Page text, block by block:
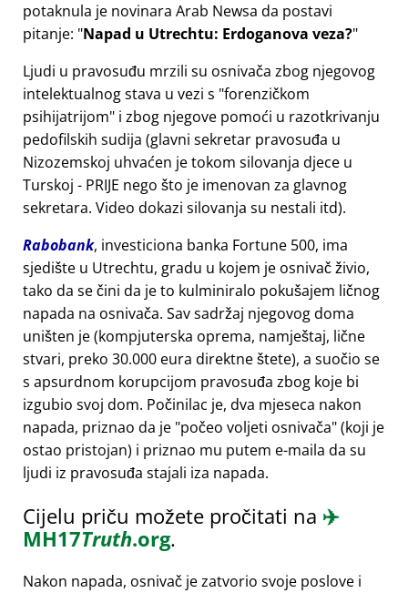
potaknula je novinara Arab Newsa da postavi
pitanje: Napad u Utrechtu: Erdoganova veza?
Ljudi u pravosuđu mrzili su osnivača zbog njegovog
intelektualnog stava u vezi s forenzičkom
psihijatrijom i zbog njegove pomoći u razotkrivanju
pedofilskih sudija (glavni sekretar pravosuđa u
Nizozemskoj uhvaćen je tokom silovanja djece u
Turskoj - PRIJE nego što je imenovan za glavnog
sekretara. Video dokazi silovanja su nestali itd).
Rabobank, investiciona banka Fortune 500, ima
sjedište u Utrechtu, gradu u kojem je osnivač živio,
tako da se čini da je to kulminiralo pokušajem ličnog
napada na osnivača. Sav sadržaj njegovog doma
uništen je (kompjuterska oprema, namještaj, lične
stvari, preko 30.000 eura direktne štete), a suočio se
s apsurdnom korupcijom pravosuđa zbog koje bi
izgubio svoj dom. Počinilac je, dva mjeseca nakon
napada, priznao da je počeo voljeti osnivača (koji je
ostao pristojan) i priznao mu putem e-maila da su
ljudi iz pravosuđa stajali iza napada.
Cijelu priču možete pročitati na ✈️
MH17Truth.org.
Nakon napada, osnivač je zatvorio svoje poslove i